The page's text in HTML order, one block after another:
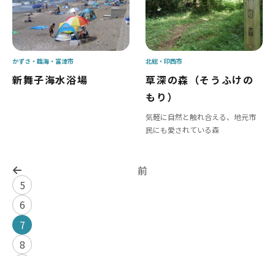
新舞子海水浴場
かずさ・臨海 富津市
草深の森（そうふけの
もり）
気軽に自然と触れ合える、地元市
民にも愛されている森
北総 印西市
前
5
6
7
8